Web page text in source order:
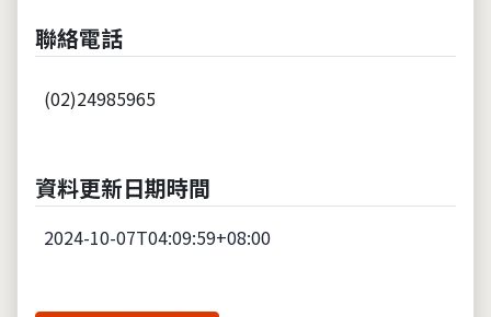
聯絡電話
(02)24985965
資料更新日期時間
2024-10-07T04:09:59+08:00